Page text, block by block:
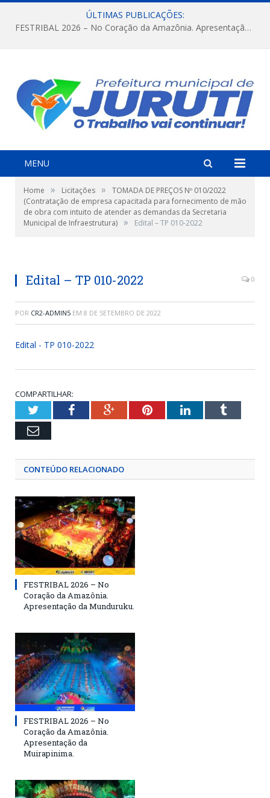
ÚLTIMAS PUBLICAÇÕES:
FESTRIBAL 2026 – No Coração da Amazônia. Apresentação da Munduruku.
MENU
Home » Licitações »
TOMADA DE PREÇOS Nº 010/2022
(Contratação de empresa capacitada para fornecimento de mão
de obra com intuito de atender as demandas da Secretaria
Municipal de Infraestrutura) » Edital – TP 010-2022
Edital – TP 010-2022 0
POR CR2-ADMIN5 EM 8 DE SETEMBRO DE 2022
Edital - TP 010-2022
COMPARTILHAR:
TwitterFacebookGoogle+PinterestLinkedInTumblr
Email
CONTEÚDO RELACIONADO
FESTRIBAL 2026 – No
Coração da Amazônia.
Apresentação da Munduruku.
FESTRIBAL 2026 – No
Coração da Amazônia.
Apresentação da
Muirapinima.